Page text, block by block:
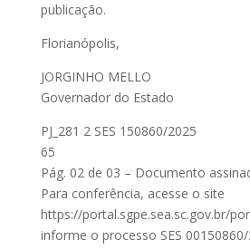
publicação.
Florianópolis,
JORGINHO MELLO
Governador do Estado
PJ_281 2 SES 150860/2025
65
Pág. 02 de 03 – Documento
Para conferência, acesse o site
https://portal.sgpe.sea.sc.gov.br/
informe o processo SES